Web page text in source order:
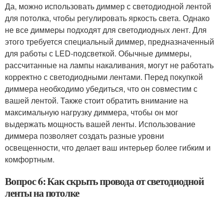
Да, можно использовать диммер с светодиодной лентой
для потолка, чтобы регулировать яркость света. Однако
не все диммеры подходят для светодиодных лент. Для
этого требуется специальный диммер, предназначенный
для работы с LED-подсветкой. Обычные диммеры,
рассчитанные на лампы накаливания, могут не работать
корректно с светодиодными лентами. Перед покупкой
диммера необходимо убедиться, что он совместим с
вашей лентой. Также стоит обратить внимание на
максимальную нагрузку диммера, чтобы он мог
выдержать мощность вашей ленты. Использование
диммера позволяет создать разные уровни
освещенности, что делает ваш интерьер более гибким и
комфортным.
Вопрос 6: Как скрыть провода от светодиодной
ленты на потолке